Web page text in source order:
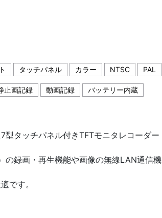
タッチパネル カラー NTSC PAL
止画記録 動画記録 バッテリー内蔵
型タッチパネル付きTFTモニタレコーダー
の録画・再生機能や画像の無線LAN通信機
です。